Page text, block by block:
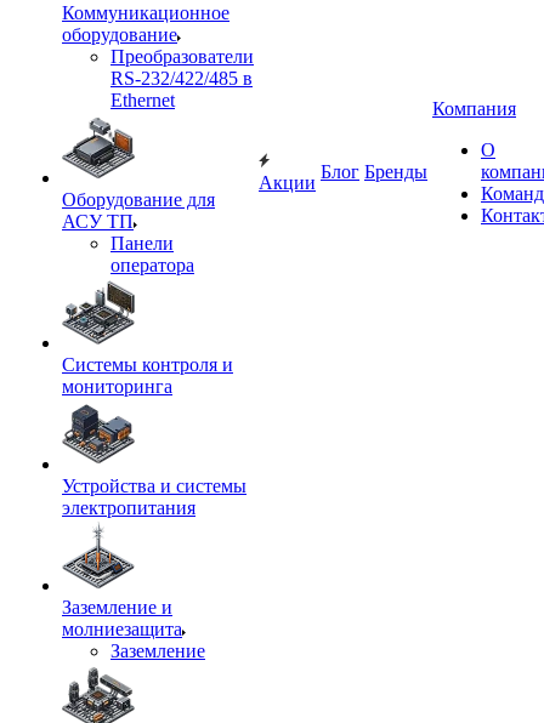
Коммуникационное
оборудование
Преобразователи
RS-232/422/485 в
Ethernet
Оборудование для
АСУ ТП
Панели
оператора
Системы контроля и
мониторинга
Устройства и системы
электропитания
Заземление и
молниезащита
Заземление
Акции
Блог Бренды
Компания
О